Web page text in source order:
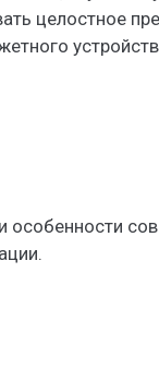
целостное
и особенности